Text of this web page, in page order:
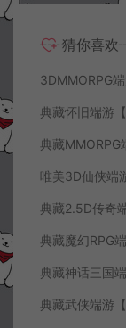
猜你喜欢
3DMMORPG